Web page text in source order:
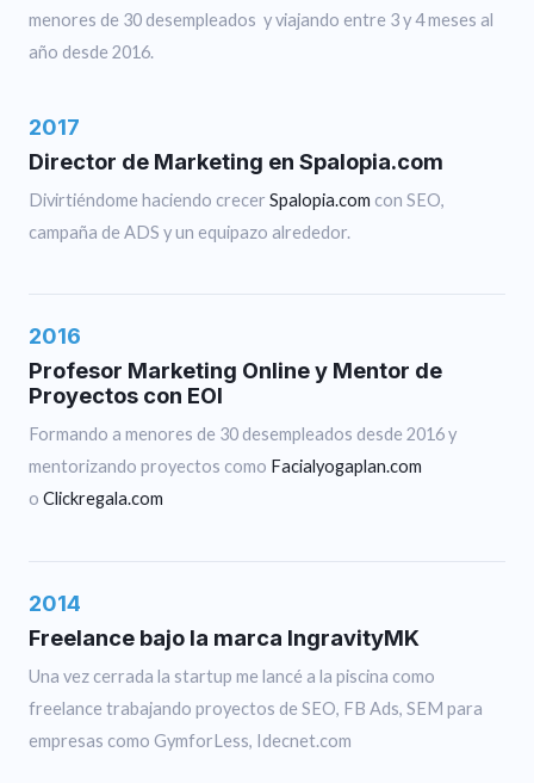
menores de 30 desempleados y viajando entre 3 y 4 meses al
año desde 2016.
2017
Director de Marketing en Spalopia.com
Divirtiéndome haciendo crecer Spalopia.com con SEO,
campaña de ADS y un equipazo alrededor.
2016
Profesor Marketing Online y Mentor de
Proyectos con EOI
Formando a menores de 30 desempleados desde 2016 y
mentorizando proyectos como Facialyogaplan.com
o Clickregala.com
2014
Freelance bajo la marca IngravityMK
Una vez cerrada la startup me lancé a la piscina como
freelance trabajando proyectos de SEO, FB Ads, SEM para
empresas como GymforLess, Idecnet.com